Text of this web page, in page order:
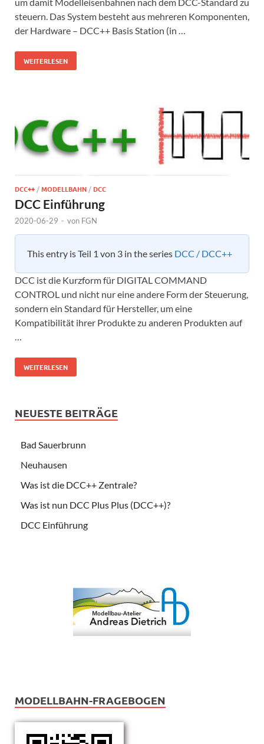
steuern. Das System besteht aus mehreren Komponenten,
der Hardware – DCC++ Basis Station (in …
WEITERLESEN
DCC++/MODELLBAHN/DCC
DCC Einführung
2020-06-29 - von FGN
This entry is Teil 1 von 3 in the series DCC / DCC++
DCC ist die Kurzform für DIGITAL COMMAND
CONTROL und nicht nur eine andere Form der Steuerung,
sondern ein Standard für Hersteller, um eine
Kompatibilität ihrer Produkte zu anderen Produkten auf
…
WEITERLESEN
NEUESTE BEITRÄGE
Bad Sauerbrunn
Neuhausen
Was ist die DCC++ Zentrale?
Was ist nun DCC Plus Plus (DCC++)?
DCC Einführung
MODELLBAHN-FRAGEBOGEN